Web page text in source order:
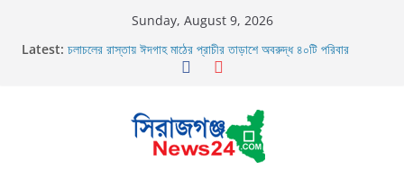
Sunday, August 9, 2026
Latest: চলাচলের রাস্তায় ঈদগাহ মাঠের প্রাচীর তাড়াশে অবরুদ্ধ ৪০টি পরিবার
র‌্যাব-১২ এর অভিযানে বেলকুচি থানা এলাকা হতে অনলাইন জুয়া চক্রের ০৩ জন
তাড়াশে বাসের চাপায় পথচারী নিহত
উল্লাপাড়ায় নিষিদ্ধ দুয়ারী জালের অবাধে ব্যবহার বন্ধ না হলে মাছের প্রজনন